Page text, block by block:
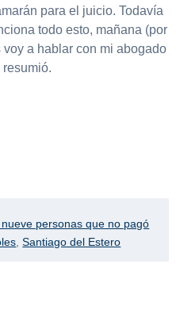
para el juicio. Todavía
todo esto, mañana (por
a hablar con mi abogado
resumió.
personas que no pagó
,Santiago del Estero